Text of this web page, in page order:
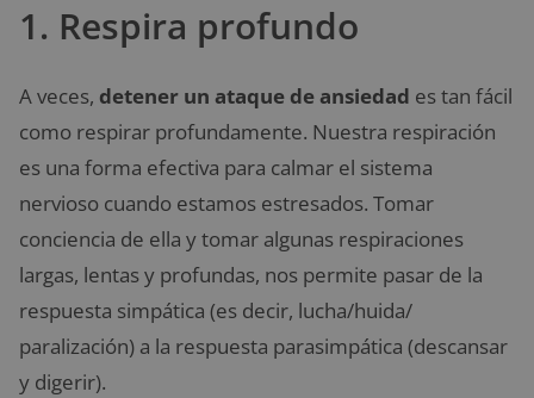
1. Respira profundo
A veces, detener un ataque de ansiedad es tan fácil
como respirar profundamente. Nuestra respiración
es una forma efectiva para calmar el sistema
nervioso cuando estamos estresados. Tomar
conciencia de ella y tomar algunas respiraciones
largas, lentas y profundas, nos permite pasar de la
respuesta simpática (es decir, lucha/huida/
paralización) a la respuesta parasimpática (descansar
y digerir).